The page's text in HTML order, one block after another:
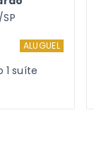
ALUGUEL
1 suíte